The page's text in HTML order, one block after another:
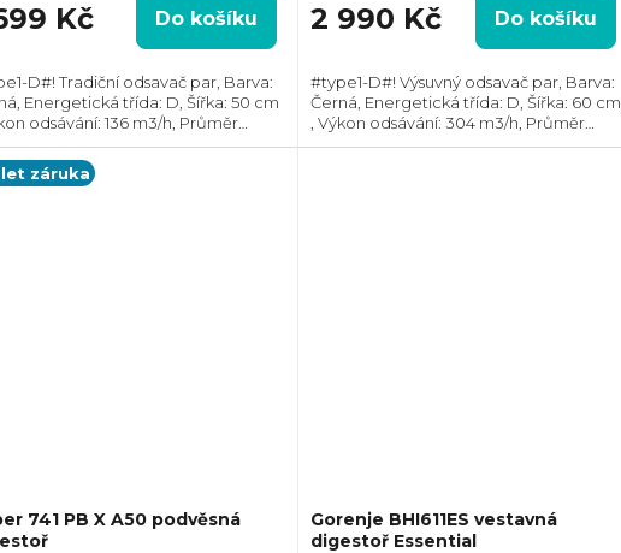
Kč Do košíku
odsavač par, Barva:
Šířka: 50 cm
odsávání: 136 m3/h, Průměr
120 mm, Směr odtahu: Horní,
recirkulace i odtahu ven
2 990 Kč Do košíku
#type1-D#! Výsuvný odsavač par, Barva:
Černá, Energetická třída: D, Šířka: 60 cm
, Výkon odsávání: 304 m3/h, Průměr
odtahu: 120 mm, Směr odtahu: Horní,
let záruka
741 PB X A50 podvěsná
Gorenje BHI611ES vestavná
digestoř Essential